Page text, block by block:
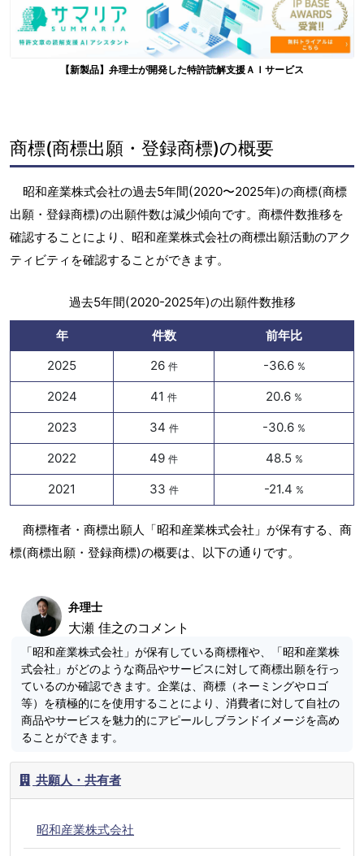
【新製品】弁理士が開発した特許読解支援ＡＩサービス
商標(商標出願・登録商標)の概要
昭和産業株式会社の過去5年間(2020〜2025年)の商標(商標
出願・登録商標)の出願件数は減少傾向です。商標件数推移を
確認することにより、昭和産業株式会社の商標出願活動のアク
ティビティを確認することができます。
過去5年間(2020-2025年)の出願件数推移
年 件数
前年比
2025
26 件 -36.6 %
2024 41 件 20.6 %
2023 34 件 -30.6 %
2022 49 件 48.5 %
2021 33 件 -21.4 %
商標権者・商標出願人「昭和産業株式会社」が保有する、商
標(商標出願・登録商標)の概要は、以下の通りです。
弁理士
大瀬 佳之のコメント
「昭和産業株式会社」が保有している商標権や、「昭和産業株
式会社」がどのような商品やサービスに対して商標出願を行っ
ているのか確認できます。企業は、商標（ネーミングやロゴ
等）を積極的にを使用することにより、消費者に対して自社の
商品やサービスを魅力的にアピールしブランドイメージを高め
ることができます。
共願人・共有者
昭和産業株式会社